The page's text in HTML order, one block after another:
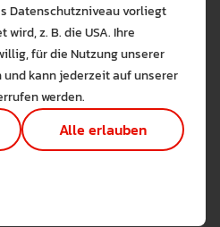
Datenschutzniveau vorliegt
z. B. die USA. Ihre
für die Nutzung unserer
kann jederzeit auf unserer
werden.
Alle erlauben
Bitte wählen Sie
Die auf der Website verwendeten
Lernen Sie mehr
Alle erlauben
Technisch notwendig (1)
Hier sind alle technisch
Analyse / Statistiken (1)